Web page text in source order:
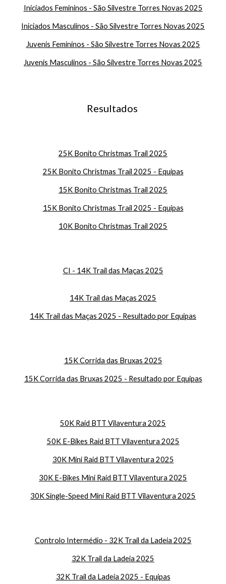
Iniciados Femininos - São Silvestre Torres Novas 2025
Iniciados Masculinos - São Silvestre Torres Novas 2025
Juvenis Femininos - São Silvestre Torres Novas 2025
Juvenis Masculinos - São Silvestre Torres Novas 2025
Resultados
25K Bonito Christmas Trail 2025
25K Bonito Christmas Trail 2025 - Equipas
15K Bonito Christmas Trail 2025
15K Bonito Christmas Trail 2025 - Equipas
10K Bonito Christmas Trail 2025
CI - 14K Trail das Maças 2025
14K Trail das Maças 2025
14K Trail das Maças 2025 - Resultado por Equipas
15K Corrida das Bruxas 2025
15K Corrida das Bruxas 2025 - Resultado por Equipas
50K Raid BTT Vilaventura 2025
50K E-Bikes Raid BTT Vilaventura 2025
30K Mini Raid BTT Vilaventura 2025
30K E-Bikes Mini Raid BTT Vilaventura 2025
30K Single-Speed Mini Raid BTT Vilaventura 2025
Controlo Intermédio - 32K Trail da Ladeia 2025
32K Trail da Ladeia 2025
32K Trail da Ladeia 2025 - Equipas